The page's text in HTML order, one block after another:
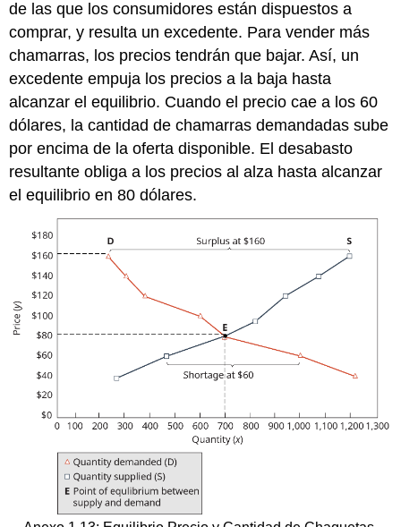
de las que los consumidores están dispuestos a
comprar, y resulta un excedente. Para vender más
chamarras, los precios tendrán que bajar. Así, un
excedente empuja los precios a la baja hasta
alcanzar el equilibrio. Cuando el precio cae a los 60
dólares, la cantidad de chamarras demandadas sube
por encima de la oferta disponible. El desabasto
resultante obliga a los precios al alza hasta alcanzar
el equilibrio en 80 dólares.